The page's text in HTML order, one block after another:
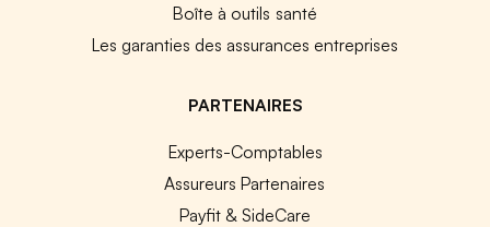
Boîte à outils santé
Les garanties des assurances entreprises
PARTENAIRES
Experts-Comptables
Assureurs Partenaires
Payfit & SideCare